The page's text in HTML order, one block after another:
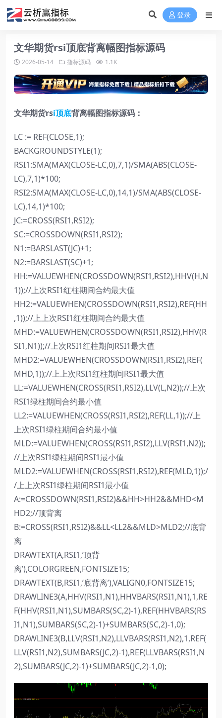
登录
文华期货rsi顶底背离幅图指标源码
2026-05-14 指标源码 1.1K
文华期货rsi顶底背离幅图指标源码：
LC := REF(CLOSE,1);
BACKGROUNDSTYLE(1);
RSI1:SMA(MAX(CLOSE-LC,0),7,1)/SMA(ABS(CLOSE-
LC),7,1)*100;
RSI2:SMA(MAX(CLOSE-LC,0),14,1)/SMA(ABS(CLOSE-
LC),14,1)*100;
JC:=CROSS(RSI1,RSI2);
SC:=CROSSDOWN(RSI1,RSI2);
N1:=BARSLAST(JC)+1;
N2:=BARSLAST(SC)+1;
HH:=VALUEWHEN(CROSSDOWN(RSI1,RSI2),HHV(H,N
1));//上次RSI1红柱期间合约最大值
HH2:=VALUEWHEN(CROSSDOWN(RSI1,RSI2),REF(HH
,1));//上上次RSI1红柱期间合约最大值
MHD:=VALUEWHEN(CROSSDOWN(RSI1,RSI2),HHV(R
SI1,N1));//上次RSI1红柱期间RSI1最大值
MHD2:=VALUEWHEN(CROSSDOWN(RSI1,RSI2),REF(
MHD,1));//上上次RSI1红柱期间RSI1最大值
LL:=VALUEWHEN(CROSS(RSI1,RSI2),LLV(L,N2));//上次
RSI1绿柱期间合约最小值
LL2:=VALUEWHEN(CROSS(RSI1,RSI2),REF(LL,1));//上
上次RSI1绿柱期间合约最小值
MLD:=VALUEWHEN(CROSS(RSI1,RSI2),LLV(RSI1,N2));
//上次RSI1绿柱期间RSI1最小值
MLD2:=VALUEWHEN(CROSS(RSI1,RSI2),REF(MLD,1));/
/上上次RSI1绿柱期间RSI1最小值
A:=CROSSDOWN(RSI1,RSI2)&&HH>HH2&&MHD<M
HD2;//顶背离
B:=CROSS(RSI1,RSI2)&&LL<LL2&&MLD>MLD2;//底背
离
DRAWTEXT(A,RSI1,’顶背
离’),COLORGREEN,FONTSIZE15;
DRAWTEXT(B,RSI1,’底背离’),VALIGN0,FONTSIZE15;
DRAWLINE3(A,HHV(RSI1,N1),HHVBARS(RSI1,N1),1,RE
F(HHV(RSI1,N1),SUMBARS(SC,2)-1),REF(HHVBARS(RS
I1,N1),SUMBARS(SC,2)-1)+SUMBARS(SC,2)-1,0);
DRAWLINE3(B,LLV(RSI1,N2),LLVBARS(RSI1,N2),1,REF(
LLV(RSI1,N2),SUMBARS(JC,2)-1),REF(LLVBARS(RSI1,N
2),SUMBARS(JC,2)-1)+SUMBARS(JC,2)-1,0);